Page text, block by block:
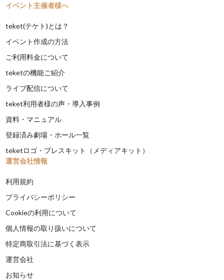
イベント主催者様へ
teket(テケト)とは？
イベント作成の方法
ご利用料金について
teketの機能ご紹介
ライブ配信について
teket利用者様の声・導入事例
資料・マニュアル
登録済み劇場・ホール一覧
teketロゴ・プレスキット（メディアキット）
運営会社情報
利用規約
プライバシーポリシー
Cookieの利用について
個人情報の取り扱いについて
特定商取引法に基づく表示
運営会社
お知らせ